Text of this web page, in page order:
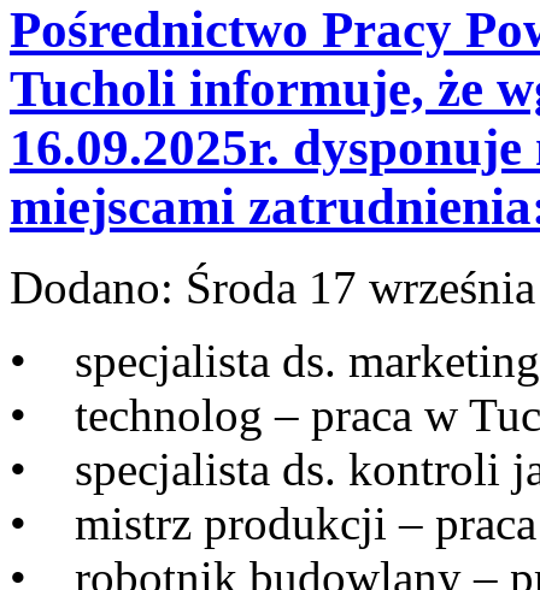
Pośrednictwo Pracy
Tucholi informuje, że
16.09.2025r.
miejscami
Dodano: Środa 17
• specjalista ds.
• technolog – praca w
• specjalista ds. kontroli
• mistrz produkcji –
• robotnik budowlany –